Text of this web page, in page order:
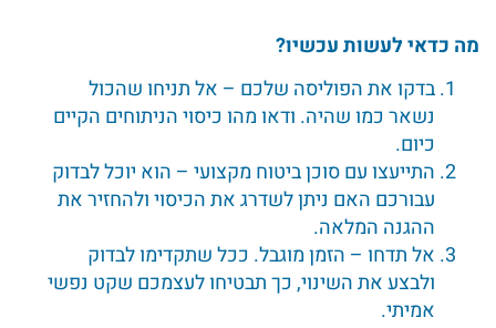
מה כדאי לעשות עכשיו?
בדקו את הפוליסה שלכם – אל תניחו שהכול
נשאר כמו שהיה. ודאו מהו כיסוי הניתוחים הקיים
כיום.
התייעצו עם סוכן ביטוח מקצועי – הוא יוכל לבדוק
עבורכם האם ניתן לשדרג את הכיסוי ולהחזיר את
ההגנה המלאה.
אל תדחו – הזמן מוגבל. ככל שתקדימו לבדוק
ולבצע את השינוי, כך תבטיחו לעצמכם שקט נפשי
אמיתי.